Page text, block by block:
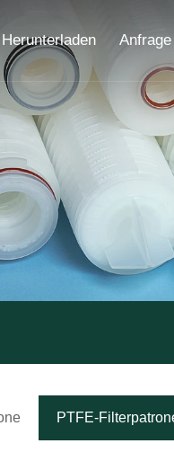
Herunterladen
PTFE-